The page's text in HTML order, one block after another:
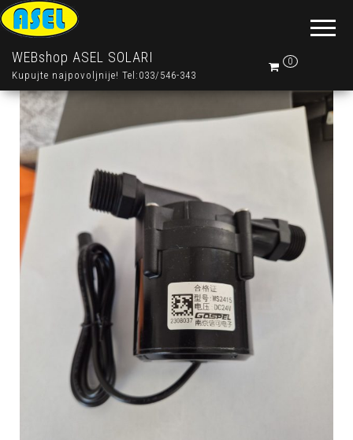
WEBshop ASEL SOLARI
Kupujte najpovoljnije! Tel:033/546-343
0